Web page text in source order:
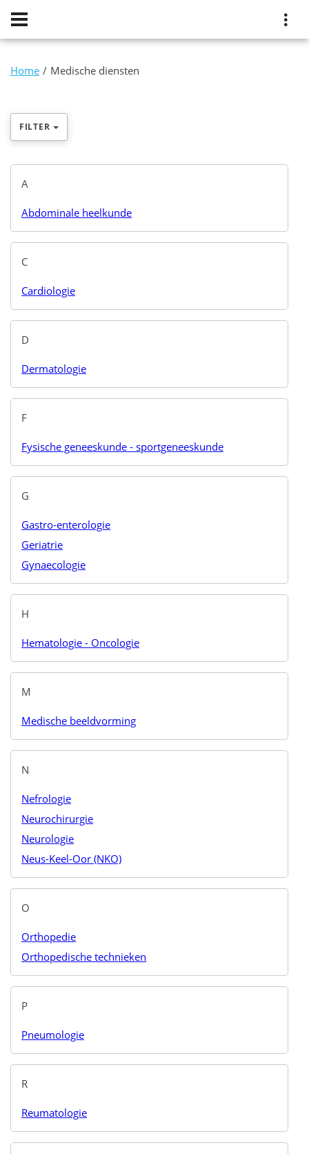
Home Medische diensten
FILTER
A
Abdominale heelkunde
C
Cardiologie
D
Dermatologie
F
Fysische geneeskunde - sportgeneeskunde
G
Gastro-enterologie
Geriatrie
Gynaecologie
H
Hematologie - Oncologie
M
Medische beeldvorming
N
Nefrologie
Neurochirurgie
Neurologie
Neus-Keel-Oor (NKO)
O
Orthopedie
Orthopedische technieken
P
Pneumologie
R
Reumatologie